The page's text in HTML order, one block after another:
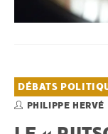
DÉBATS
PHILIPPE HERVÉ